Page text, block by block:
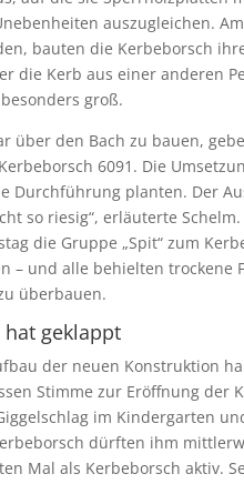
auszugleichen.
bauten die Kerbeborsch
die Kerb aus einer anderen
groß.
über den Bach zu bauen,
6091. Die
Durchführung planten. Der
so riesig“, erläuterte
die Gruppe „Spit“ zum
– und alle behielten trockene
überbauen.
geklappt
der neuen Konstruktion
Stimme zur Eröffnung der
im Kindergarten
dürften ihm
Mal als Kerbeborsch aktiv.